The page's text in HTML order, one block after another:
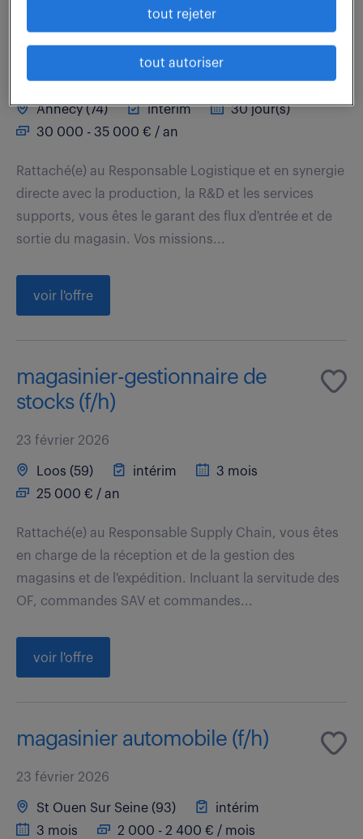
magasinier-gestionnaire de
stocks (f/h)
10 juin 2026
Annecy (74) intérim
30 jour(s)
30 000 - 35 000 € / an
Rattaché(e) au Responsable Logistique et en synergie
directe avec la production, la R&D et les services
supports, vous êtes le garant des flux d'entrée et de
sortie du magasin. Vos missions...
voir l'offre
magasinier-gestionnaire de
stocks (f/h)
23 février 2026
Loos (59) intérim
3 mois
25 000 € / an
Rattaché(e) au Responsable Supply Chain, vous êtes
en charge de la réception et de la gestion des
magasins et de l'expédition. Incluant la servitude des
OF, commandes SAV et commandes...
voir l'offre
magasinier automobile (f/h)
23 février 2026
St Ouen Sur Seine (93)
intérim
3 mois
2 000 - 2 400 € / mois
tout rejeter
tout autoriser